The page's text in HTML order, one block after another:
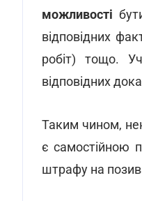
можливості
відповідних
робіт) тощо.
відповідних
Таким чином,
є самостійною
штрафу на